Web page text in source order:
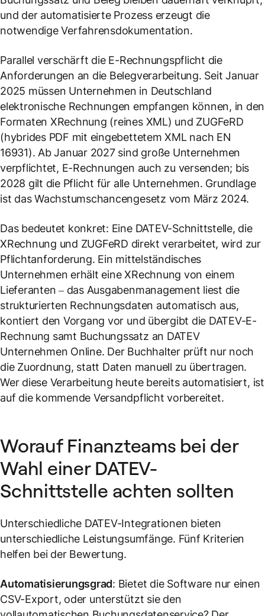
und der automatisierte Prozess erzeugt die
notwendige Verfahrensdokumentation.
Parallel verschärft die E-Rechnungspflicht die
Anforderungen an die Belegverarbeitung. Seit Januar
2025 müssen Unternehmen in Deutschland
elektronische Rechnungen empfangen können, in den
Formaten XRechnung (reines XML) und ZUGFeRD
(hybrides PDF mit eingebettetem XML nach EN
16931). Ab Januar 2027 sind große Unternehmen
verpflichtet, E-Rechnungen auch zu versenden; bis
2028 gilt die Pflicht für alle Unternehmen. Grundlage
ist das Wachstumschancengesetz vom März 2024.
Das bedeutet konkret: Eine DATEV-Schnittstelle, die
XRechnung und ZUGFeRD direkt verarbeitet, wird zur
Pflichtanforderung. Ein mittelständisches
Unternehmen erhält eine XRechnung von einem
Lieferanten – das Ausgabenmanagement liest die
strukturierten Rechnungsdaten automatisch aus,
kontiert den Vorgang vor und übergibt die DATEV-E-
Rechnung samt Buchungssatz an DATEV
Unternehmen Online. Der Buchhalter prüft nur noch
die Zuordnung, statt Daten manuell zu übertragen.
Wer diese Verarbeitung heute bereits automatisiert, ist
auf die kommende Versandpflicht vorbereitet.
Worauf Finanzteams bei der
Wahl einer DATEV-
Schnittstelle achten sollten
Unterschiedliche DATEV-Integrationen bieten
unterschiedliche Leistungsumfänge. Fünf Kriterien
helfen bei der Bewertung.
Automatisierungsgrad: Bietet die Software nur einen
CSV-Export, oder unterstützt sie den